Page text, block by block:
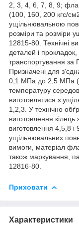
2, 3, 4, 6, 7, 8, 9;
(100, 160, 200 кгс/
ущільнювальною
розміри та розміри
12815-80. Технічні
деталей і
транспортування
Призначені для
0,1 МПа до 2,5 МПа
температуру
виготовлятися з
1,2,3. У технічно
виготовлення
виготовлення 4,5,8 і
ущільнювальних
вимоги, матеріал
також маркування,
12816-80.
Приховати
Характеристики